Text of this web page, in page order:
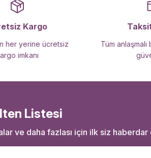
Gönder
Kargo
her yerine ücretsiz
imkanı
Tüm
Listesi
ve daha fazlası için ilk siz haberdar